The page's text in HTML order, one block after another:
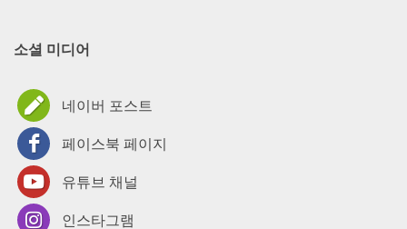
소셜 미디어
네이버 포스트
페이스북 페이지
유튜브 채널
인스타그램